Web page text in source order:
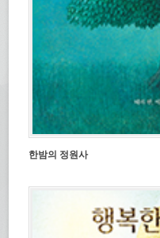
한밤의 정원사